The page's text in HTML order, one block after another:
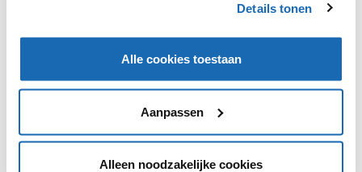
Details tonen
Alle cookies toestaan
Aanpassen
Alleen noodzakelijke cookies
Puma introduceert nieuwe schoenendozen die gemaakt zijn